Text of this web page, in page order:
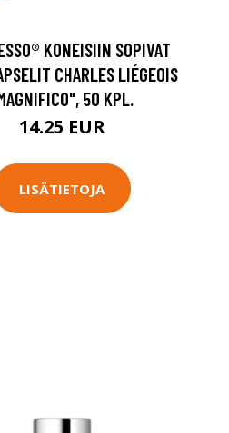
KONEISIIN SOPIVAT
CHARLES LIÉGEOIS
50 KPL.
14.25 EUR
LISÄTIETOJA